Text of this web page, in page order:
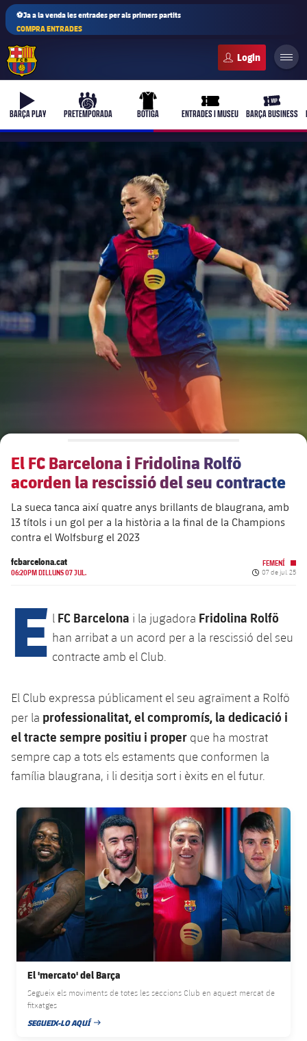
⚽Ja a la venda les entrades per als primers partits
COMPRA ENTRADES
b-play
BARÇA PLAY
culers-ball
PRETEMPORADA
uniform
BOTIGA
ticket-full
ENTRADES I MUSEU
ticket-
BARÇA BUSINESS
plusicon
més
chevron-right
label.aria.chevronright
Òrgans
Documents
chevron-right
label.aria.chevronright
Comissions i òrgans
chevron-right
label.aria.chevronright
Més que un club
Masia 360
La Masia
Dècada a dècada
Jugadors de llegenda
Entrenadors
Centre de documentació
plusicon
més
Instal·lacions
Spotify Camp Nou
Palau Blaugrana
Estadi Johan Cruyff
Barça Cafe
Ciutat Esportiva
La Masia
plusicon
més
Serveis
Serveis Mèdics
Accessibilitat
plusicon
més
Acreditacions
Instal·lacions
El FC Barcelona i Fridolina Rolfö
acorden la rescissió del seu contracte
La sueca tanca així quatre anys brillants de blaugrana, amb
13 títols i un gol per a la història a la final de la Champions
contra el Wolfsburg el 2023
fcbarcelona.cat
06:20PM DILLUNS 07 JUL.
FEMENÍ
Data de
07 de jul. 25
E l FC Barcelona i la jugadora Fridolina Rolfö
han arribat a un acord per a la rescissió del seu
contracte amb el Club.
El Club expressa públicament el seu agraïment a Rolfö
per la professionalitat, el compromís, la dedicació i
el tracte sempre positiu i proper que ha mostrat
sempre cap a tots els estaments que conformen la
família blaugrana, i li desitja sort i èxits en el futur.
FC Barcelona club badge
El 'mercato' del Barça
Segueix els moviments de totes les seccions Club en aquest mercat de
fitxatges
SEGUEIX-LO AQUÍ
DATA DE PUBLICACIÓ